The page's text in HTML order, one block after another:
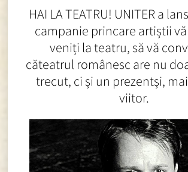
HAI LA TEATRU! UNITER a
campanie princare artiștii
veniți la teatru, să vă
căteatrul românesc are nu
trecut, ci și un prezentși,
viitor.